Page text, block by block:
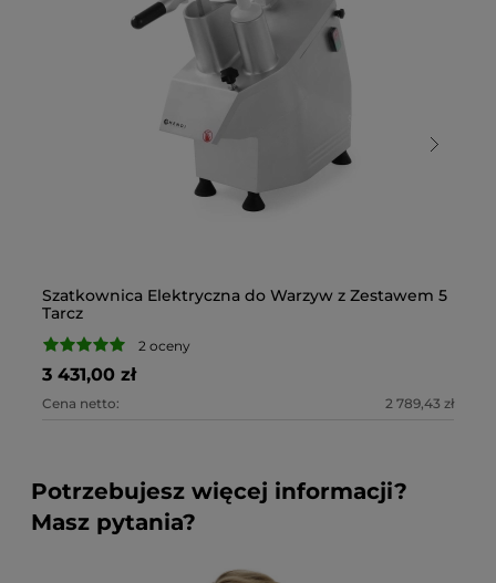
Szatkownica Elektryczna do Warzyw z Zestawem 5
Tarcz
2 oceny
3 431,00 zł
Cena netto: 2 789,43 zł
Potrzebujesz więcej informacji?
Masz pytania?